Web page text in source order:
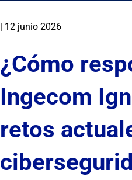
| 12 junio 2026
¿Cómo
Ingecom
retos